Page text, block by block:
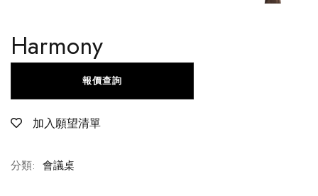
Harmony
加入願望清單
報價查詢
分類: 會議桌